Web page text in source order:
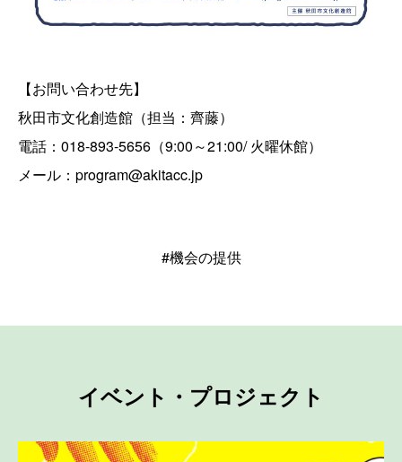
【お問い合わせ先】
秋田市文化創造館（担当：齊藤）
電話：018-893-5656（9:00～21:00/ 火曜休館）
メール：program@akitacc.jp
#機会の提供
イベント・プロジェクト